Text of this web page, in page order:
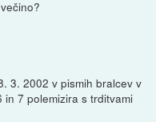
3. 2002 v pismih bralcev v
7 polemizira s trditvami